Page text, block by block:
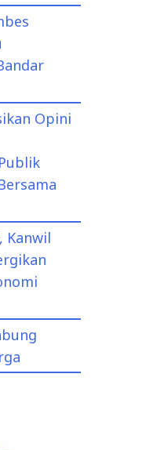
Opini
Kanwil